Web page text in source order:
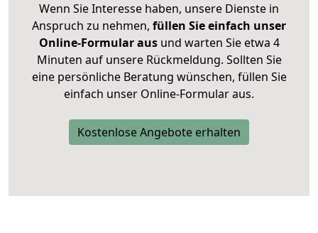
Wenn Sie Interesse haben, unsere Dienste in
Anspruch zu nehmen, füllen Sie einfach unser
Online-Formular ausund warten Sie etwa 4
Minuten auf unsere Rückmeldung. Sollten Sie
eine persönliche Beratung wünschen, füllen Sie
einfach unser Online-Formular aus.
Kostenlose Angebote erhalten